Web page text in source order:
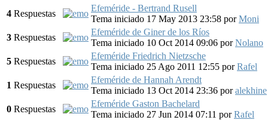
4 Respuestas
Efeméride - Bertrand Rusell
Tema iniciado 17 May 2013 23:58 porMoni
3 Respuestas
Efeméride de Giner de los Ríos
Tema iniciado 10 Oct 2014 09:06 porNolano
5 Respuestas
Efeméride Friedrich Nietzsche
Tema iniciado 25 Ago 2011 12:55 porRafel
1 Respuestas
Efeméride de Hannah Arendt
Tema iniciado 13 Oct 2014 23:36 poralekhine
0 Respuestas
Efeméride Gaston Bachelard
Tema iniciado 27 Jun 2014 07:11 porRafel